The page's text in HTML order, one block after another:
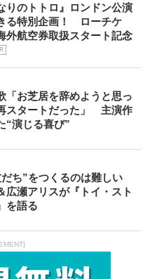
りのトトロ』ロンドン公演
る特別企画！ ローチケ
外航空券取扱スタート記念
「お芝居を辞めようと思っ
スタートだった」 主演作
“演じる喜び”
だち”をつくるのは難しい
広瀬アリスが『トイ・スト
を語る